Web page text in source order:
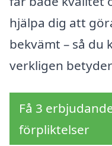
hjälpa dig att
bekvämt – så du
verkligen
Få 3
förpliktelser